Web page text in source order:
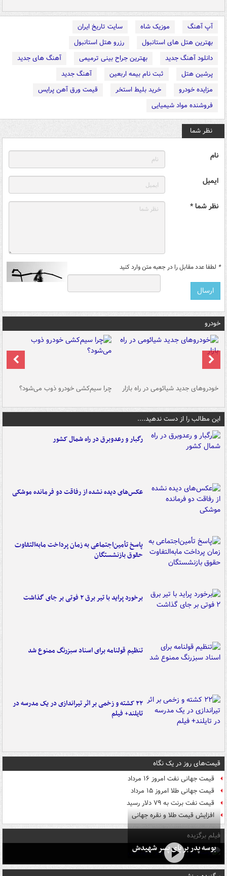
آپ آهنگ موزیک شاه
سایت تاریخ ایران
بهترین هتل های استانبول
رزرو هتل استانبول
دانلود آهنگ جدید
بهترین جراح بینی ترمیمی
آهنگ های جدید
پرشین هتل
ثبت نام بیمه اربعین
آهنگ جدید
مزایده خودرو
خرید بلیط استخر
قیمت ورق آهن پرایس
فروشنده مواد شیمیایی
نظر شما
نام
ایمیل
نظر شما *
* لطفا عدد مقابل را در جعبه متن وارد کنید
خودرو
خودروهای جدید شیائومی در راه بازار چرا سیم‌کشی خودرو ذوب می‌شود؟
این مطالب را از دست ندهید....
رگبار و رعدوبرق در راه شمال کشور
عکس‌های دیده نشده از رفاقت دو فرمانده‌ موشکی
پاسخ تأمین‌اجتماعی به زمان پرداخت مابه‌التفاوت
حقوق بازنشستگان
برخورد پراید با تیر برق ۲ فوتی بر جای گذاشت
تنظیم قولنامه برای اسناد سبزرنگ ممنوع شد
۲۲ کشته و زخمی بر اثر تیراندازی در یک مدرسه در
تایلند+ فیلم
قیمت‌های روز در یک نگاه
قیمت جهانی نفت امروز ۱۶ مرداد
قیمت جهانی طلا امروز ۱۵ مرداد
قیمت نفت برنت به ۷۹ دلار رسید
افزایش قیمت طلا و نقره جهانی
فیلم برگزیده
بوسه‌ پدر بر پای پسر شهیدش